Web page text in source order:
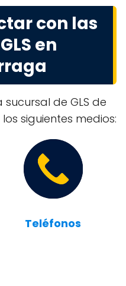
con las
en
de GLS de
siguientes medios:
Teléfonos